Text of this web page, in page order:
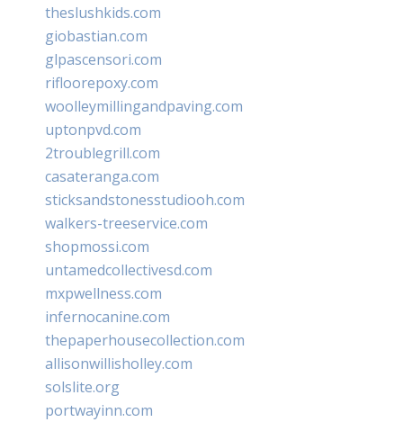
theslushkids.com
giobastian.com
glpascensori.com
rifloorepoxy.com
woolleymillingandpaving.com
uptonpvd.com
2troublegrill.com
casateranga.com
sticksandstonesstudiooh.com
walkers-treeservice.com
shopmossi.com
untamedcollectivesd.com
mxpwellness.com
infernocanine.com
thepaperhousecollection.com
allisonwillisholley.com
solslite.org
portwayinn.com